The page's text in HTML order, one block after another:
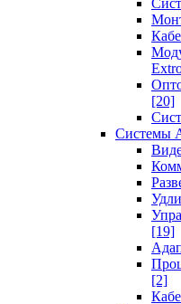
[20]
Системы
[19]
[2]